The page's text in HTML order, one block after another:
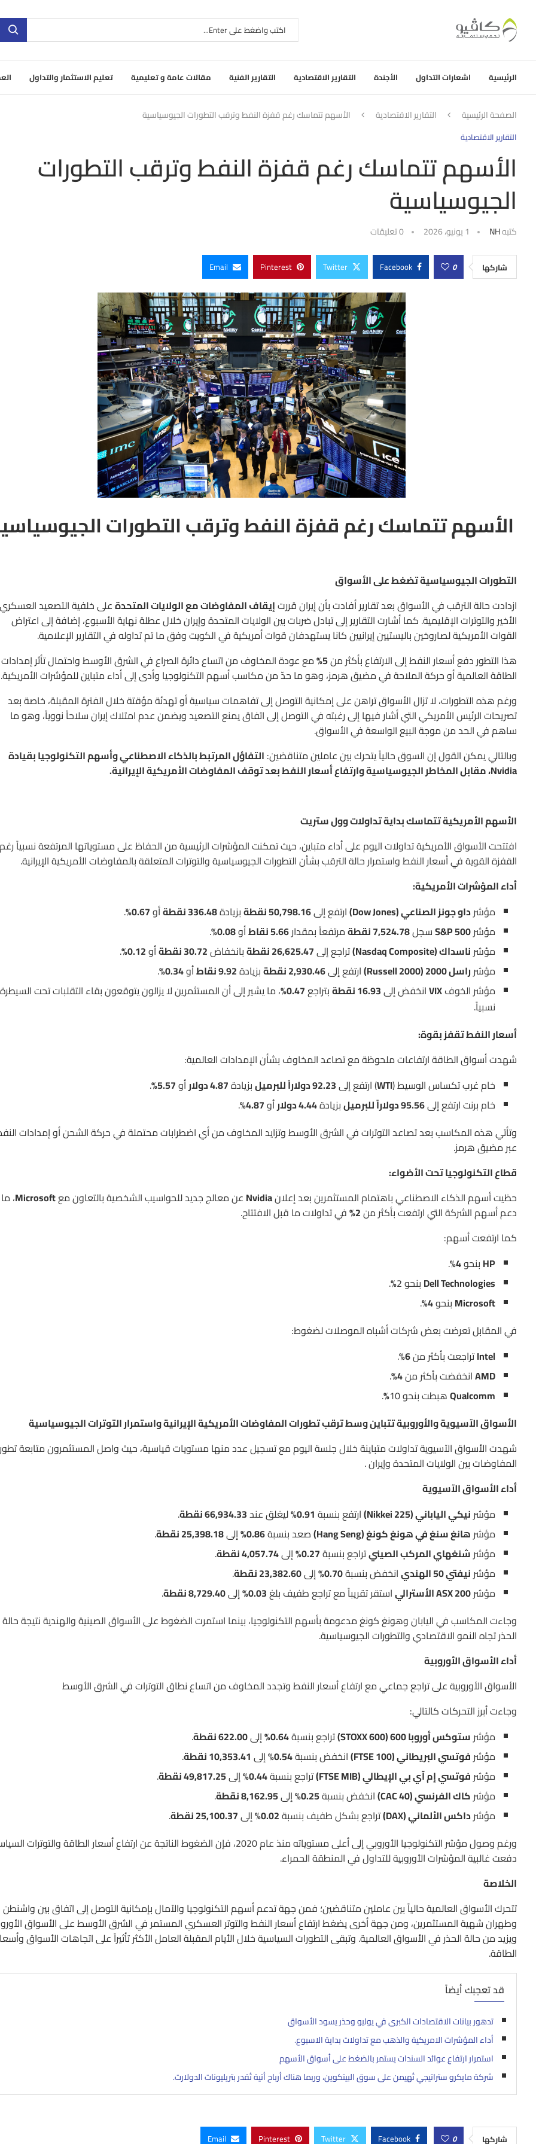
الرئيسية اشعارات التداول الأجندة التقارير الاقتصادية التقارير الفنية مقالات عامة و تعليمية تعليم الاستثمار والتداول
الصفحة الرئيسية التقارير الاقتصادية الأسهم تتماسك رغم قفزة النفط وترقب التطورات الجيوسياسية
التقارير الاقتصادية
الأسهم تتماسك رغم قفزة النفط وترقب التطورات
الجيوسياسية
كتبهNH 1 يونيو، 2026 0 تعليقات
شاركها 0
Facebook
Twitter
Pinterest
Email
الأسهم تتماسك رغم قفزة النفط وترقب التطورات
التطورات الجيوسياسية تضغط على الأسواق
ازدادت حالة الترقب في الأسواق بعد تقارير أفادت بأن إيران قررتإيقاف المفاوضات مع الولايات المتحدةعلى خلفية التصعيد العسكري
الأخير والتوترات الإقليمية. كما أشارت التقارير إلى تبادل ضربات بين الولايات المتحدة وإيران خلال عطلة نهاية الأسبوع، إضافة إلى اعتراض
القوات الأمريكية لصاروخين باليستيين إيرانيين كانا يستهدفان قوات أمريكية في الكويت وفق ما تم تداوله في التقارير الإعلامية.
هذا التطور دفع أسعار النفط إلى الارتفاع بأكثر من5% مع عودة المخاوف من اتساع دائرة الصراع في الشرق الأوسط واحتمال تأثر إمدادات
الطاقة العالمية أو حركة الملاحة في مضيق هرمز، وهو ما حدّ من مكاسب أسهم التكنولوجيا وأدى إلى أداء متباين للمؤشرات الأمريكية.
ورغم هذه التطورات، لا تزال الأسواق تراهن على إمكانية التوصل إلى تفاهمات سياسية أو تهدئة مؤقتة خلال الفترة المقبلة، خاصة بعد
تصريحات الرئيس الأمريكي التي أشار فيها إلى رغبته في التوصل إلى اتفاق يمنع التصعيد ويضمن عدم امتلاك إيران سلاحاً نووياً، وهو ما
ساهم في الحد من موجة البيع الواسعة في الأسواق.
وبالتالي يمكن القول إن السوق حالياً يتحرك بين عاملين متناقضين: التفاؤل المرتبط بالذكاء الاصطناعي وأسهم التكنولوجيا بقيادة
Nvidia، مقابل المخاطر الجيوسياسية وارتفاع أسعار النفط بعد توقف المفاوضات الأمريكية الإيرانية.
الأسهم الأمريكية تتماسك بداية تداولات وول ستريت
افتتحت الأسواق الأمريكية تداولات اليوم على أداء متباين، حيث تمكنت المؤشرات الرئيسية من الحفاظ على مستوياتها المرتفعة نسبياً رغم
القفزة القوية في أسعار النفط واستمرار حالة الترقب بشأن التطورات الجيوسياسية والتوترات المتعلقة بالمفاوضات الأمريكية الإيرانية.
أداء المؤشرات الأمريكية:
مؤشرداو جونز الصناعي (Dow Jones) ارتفع إلى50,798.16 نقطة بزيادة336.48 نقطة أو0.67%
.
مؤشرS&P 500سجل7,524.78 نقطة مرتفعاً بمقدار5.66 نقاط أو0.08%
.
مؤشرناسداك (Nasdaq Composite) تراجع إلى26,625.47 نقطة بانخفاض30.72 نقطة أو0.12%
.
مؤشرراسل 2000 (Russell 2000) ارتفع إلى2,930.46 نقطة بزيادة9.92 نقاط أو0.34%
.
مؤشر الخوفVIXانخفض إلى16.93 نقطة بتراجع0.47% ، ما يشير إلى أن المستثمرين لا يزالون يتوقعون بقاء التقلبات تحت السيطرة
نسبياً.
أسعار النفط تقفز بقوة:
شهدت أسواق الطاقة ارتفاعات ملحوظة مع تصاعد المخاوف بشأن الإمدادات العالمية:
خام غرب تكساس الوسيط (WTI) ارتفع إلى92.23 دولاراً للبرميل بزيادة4.87 دولار أو5.57%
.
خام برنت ارتفع إلى95.56 دولاراً للبرميل بزيادة4.44 دولار أو4.87%
.
وتأتي هذه المكاسب بعد تصاعد التوترات في الشرق الأوسط وتزايد المخاوف من أي اضطرابات محتملة في حركة الشحن أو إمدادات
عبر مضيق هرمز.
قطاع التكنولوجيا تحت الأضواء:
حظيت أسهم الذكاء الاصطناعي باهتمام المستثمرين بعد إعلانNvidia عن معالج جديد للحواسيب الشخصية بالتعاون معMicrosoft، ما
دعم أسهم الشركة التي ارتفعت بأكثر من2% في تداولات ما قبل الافتتاح.
كما ارتفعت أسهم:
HP بنحو4%
.
Dell Technologies بنحو 2 %
.
Microsoft بنحو4%
.
في المقابل تعرضت بعض شركات أشباه الموصلات لضغوط:
Intelتراجعت بأكثر من6%
.
AMDانخفضت بأكثر من4%
.
Qualcommهبطت بنحو 10 %
.
الأسواق الآسيوية والأوروبية تتباين وسط ترقب تطورات المفاوضات الأمريكية الإيرانية واستمرار التوترات الجيوسياسية
شهدت الأسواق الآسيوية تداولات متباينة خلال جلسة اليوم مع تسجيل عدد منها مستويات قياسية، حيث واصل المستثمرون متابعة
المفاوضات بين الولايات المتحدة وإيران .
أداء الأسواق الآسيوية
مؤشرنيكي الياباني (Nikkei 225) ارتفع بنسبة 0.91% ليغلق عند66,934.33 نقطة
.
مؤشرهانغ سنغ في هونغ كونغ (Hang Seng) صعد بنسبة0.86% إلى25,398.18 نقطة
.
مؤشرشنغهاي المركب الصينيتراجع بنسبة0.27% إلى4,057.74 نقطة
.
مؤشرنيفتي 50 الهندي انخفض بنسبة0.70% إلى23,382.60 نقطة
.
مؤشرASX 200 الأسترالي استقر تقريباً مع تراجع طفيف بلغ0.03% إلى8,729.40 نقطة
.
وجاءت المكاسب في اليابان وهونغ كونغ مدعومة بأسهم التكنولوجيا، بينما استمرت الضغوط على الأسواق الصينية والهندية نتيجة حالة
الحذر تجاه النمو الاقتصادي والتطورات الجيوسياسية.
أداء الأسواق الأوروبية
الأسواق الأوروبية على تراجع جماعي مع ارتفاع أسعار النفط وتجدد المخاوف من اتساع نطاق التوترات في الشرق الأوسط
وجاءت أبرز التحركات كالتالي:
مؤشرستوكس أوروبا 600 (STOXX 600) تراجع بنسبة0.64% إلى622.00 نقطة
.
مؤشرفوتسي البريطاني (FTSE 100) انخفض بنسبة0.54% إلى 10,353.41 نقطة
.
مؤشرفوتسي إم آي بي الإيطالي (FTSE MIB) تراجع بنسبة0.44% إلى49,817.25 نقطة
.
مؤشركاك الفرنسي (CAC 40) انخفض بنسبة0.25% إلى8,162.95 نقطة
.
مؤشرداكس الألماني (DAX) تراجع بشكل طفيف بنسبة0.02% إلى25,100.37 نقطة
.
ورغم وصول مؤشر التكنولوجيا الأوروبي إلى أعلى مستوياته منذ عام 2020، فإن الضغوط الناتجة عن ارتفاع أسعار الطاقة والتوترات
دفعت غالبية المؤشرات الأوروبية للتداول في المنطقة الحمراء.
الخلاصة
تتحرك الأسواق العالمية حالياً بين عاملين متناقضين؛ فمن جهة تدعم أسهم التكنولوجيا والآمال بإمكانية التوصل إلى اتفاق بين واشنطن
وطهران شهية المستثمرين، ومن جهة أخرى يضغط ارتفاع أسعار النفط والتوتر العسكري المستمر في الشرق الأوسط على الأسواق
ويزيد من حالة الحذر في الأسواق العالمية. وتبقى التطورات السياسية خلال الأيام المقبلة العامل الأكثر تأثيراً على اتجاهات الأسواق
الطاقة.
قد تعجبك أيضاً
تدهور بيانات الاقتصادات الكبرى في يوليو وحذر يسود الأسواق
أداء المؤشرات الامريكية والذهب مع تداولات بداية الاسبوع.
استمرار ارتفاع عوائد السندات يستمر بالضغط على أسواق الأسهم
شركة مايكرو ستراتيجي تُهيمن على سوق البيتكوين، وربما هناك أرباح أتية تُقدر بتريليونات الدولارت.
شاركها 0
Facebook
Twitter
Pinterest
Email